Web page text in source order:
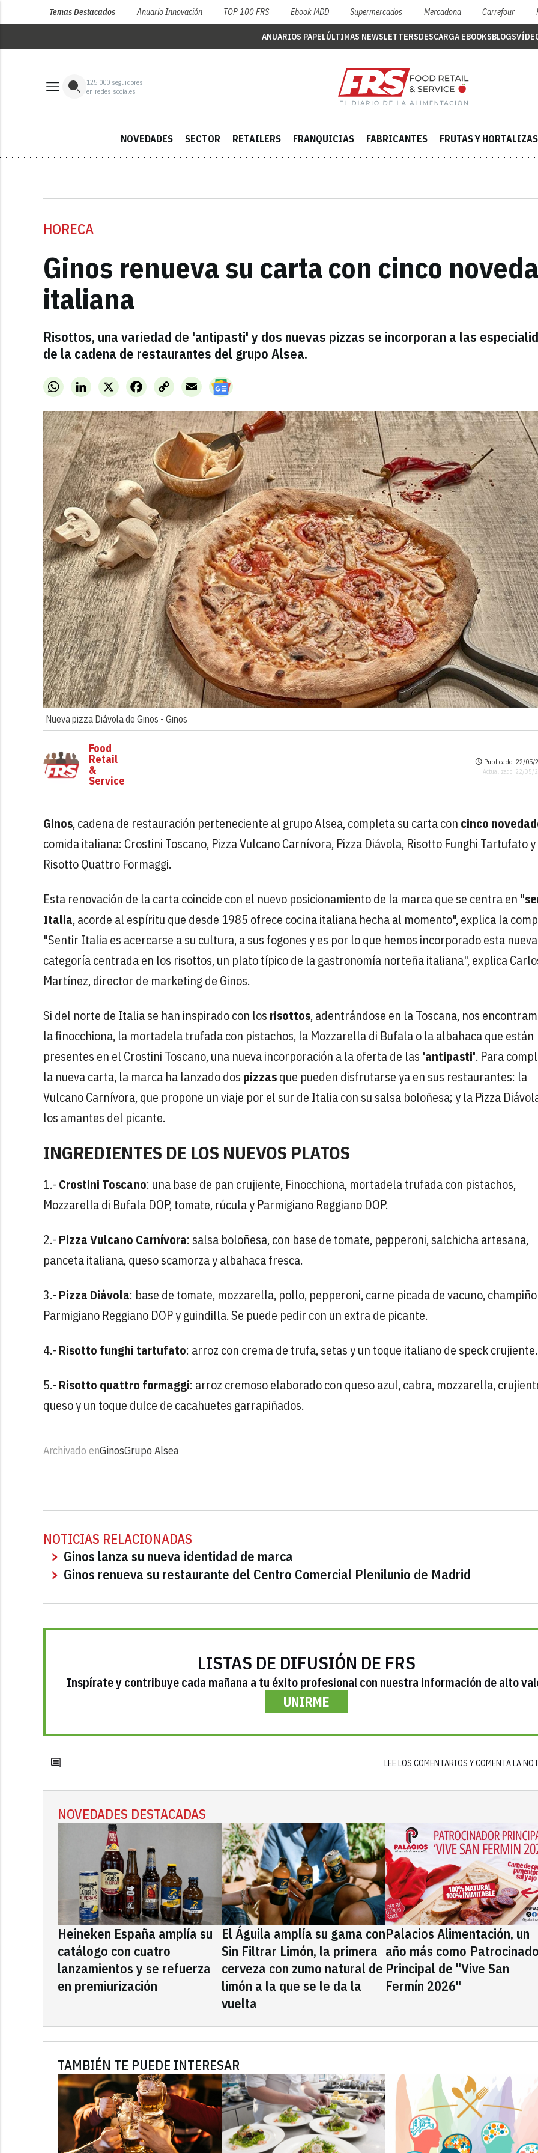
Temas Destacados Anuario Innovación TOP 100 FRS Ebook MDD Supermercados Mercadona Carrefour
ANUARIOS PAPELÚLTIMAS NEWSLETTERSDESCARGA EBOOKSBLOGS
125,000 seguidores
en redes sociales
NOVEDADES SECTOR RETAILERS FRANQUICIAS FABRICANTES FRUTAS Y HORTALIZAS
HORECA
Ginos renueva su carta con cinco
italiana
Risottos, una variedad de 'antipasti' y dos nuevas pizzas se incorporan a las
de la cadena de restaurantes del grupo Alsea.
WhatsAppLinkedInX FacebookCopy
Link
Email
Nueva pizza Diávola de Ginos - Ginos
Food
Retail
&
Service
Publicado: 22/05/
Actualizado: 22/05/
Ginos, cadena de restauración perteneciente al grupo Alsea, completa su carta con cinco
comida italiana: Crostini Toscano, Pizza Vulcano Carnívora, Pizza Diávola, Risotto Funghi Tartufato y
Risotto Quattro Formaggi.
Esta renovación de la carta coincide con el nuevo posicionamiento de la marca que se centra en "
Italia, acorde al espíritu que desde 1985 ofrece cocina italiana hecha al momento", explica la
"Sentir Italia es acercarse a su cultura, a sus fogones y es por lo que hemos incorporado esta nueva
categoría centrada en los risottos, un plato típico de la gastronomía norteña italiana", explica
Martínez, director de marketing de Ginos.
Si del norte de Italia se han inspirado con los risottos, adentrándose en la Toscana, nos
la finocchiona, la mortadela trufada con pistachos, la Mozzarella di Bufala o la albahaca que están
presentes en el Crostini Toscano, una nueva incorporación a la oferta de las 'antipasti'. Para
la nueva carta, la marca ha lanzado dos pizzasque pueden disfrutarse ya en sus restaurantes: la
Vulcano Carnívora, que propone un viaje por el sur de Italia con su salsa boloñesa; y la Pizza
los amantes del picante.
INGREDIENTES DE LOS NUEVOS PLATOS
1.- Crostini Toscano: una base de pan crujiente, Finocchiona, mortadela trufada con pistachos,
Mozzarella di Bufala DOP, tomate, rúcula y Parmigiano Reggiano DOP.
2.- Pizza Vulcano Carnívora: salsa boloñesa, con base de tomate, pepperoni, salchicha artesana,
panceta italiana, queso scamorza y albahaca fresca.
3.- Pizza Diávola: base de tomate, mozzarella, pollo, pepperoni, carne picada de vacuno,
Parmigiano Reggiano DOP y guindilla. Se puede pedir con un extra de picante.
4.- Risotto funghi tartufato: arroz con crema de trufa, setas y un toque italiano de speck crujiente.
5.- Risotto quattro formaggi: arroz cremoso elaborado con queso azul, cabra, mozzarella,
queso y un toque dulce de cacahuetes garrapiñados.
Archivado enGinosGrupo Alsea
NOTICIAS RELACIONADAS
Ginos lanza su nueva identidad de marca
Ginos renueva su restaurante del Centro Comercial Plenilunio de Madrid
LISTAS DE DIFUSIÓN DE FRS
Inspírate y contribuye cada mañana a tu éxito profesional con nuestra información de alto
UNIRME
LEE LOS COMENTARIOS Y COMENTA LA
NOVEDADES DESTACADAS
Heineken España amplía su
catálogo con cuatro
lanzamientos y se refuerza
en premiurización
El Águila amplía su gama con
Sin Filtrar Limón, la primera
cerveza con zumo natural de
limón a la que se le da la
vuelta
Palacios Alimentación, un
año más como
Principal de "Vive San
Fermín 2026"
TAMBIÉN TE PUEDE INTERESAR